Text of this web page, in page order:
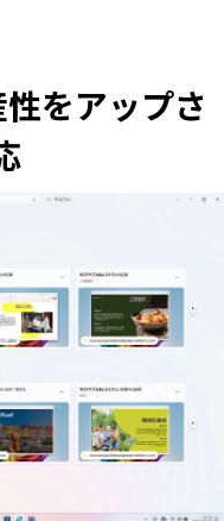
をアップさ